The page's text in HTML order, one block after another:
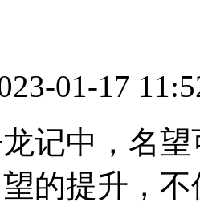
01-17
记中，名
的提升，